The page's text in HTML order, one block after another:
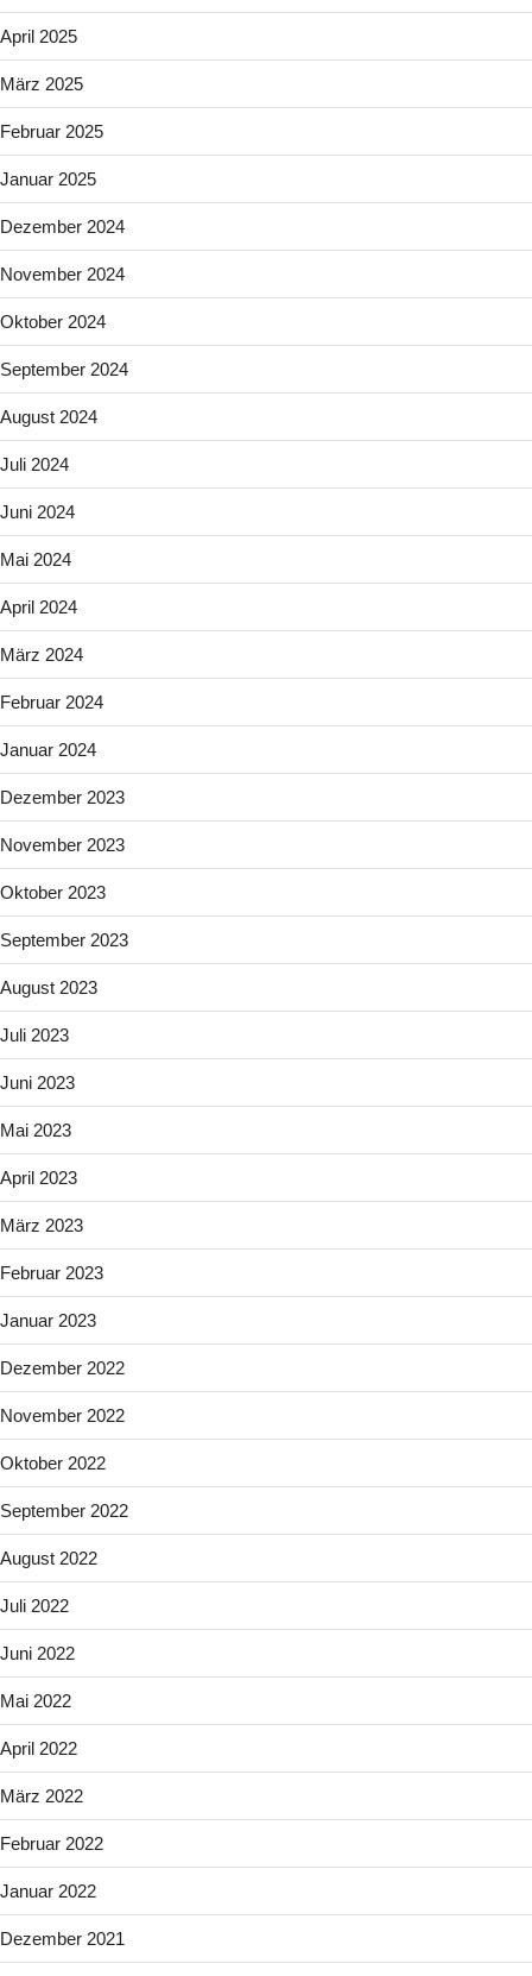
April 2025
März 2025
Februar 2025
Januar 2025
Dezember 2024
November 2024
Oktober 2024
September 2024
August 2024
Juli 2024
Juni 2024
Mai 2024
April 2024
März 2024
Februar 2024
Januar 2024
Dezember 2023
November 2023
Oktober 2023
September 2023
August 2023
Juli 2023
Juni 2023
Mai 2023
April 2023
März 2023
Februar 2023
Januar 2023
Dezember 2022
November 2022
Oktober 2022
September 2022
August 2022
Juli 2022
Juni 2022
Mai 2022
April 2022
März 2022
Februar 2022
Januar 2022
Dezember 2021